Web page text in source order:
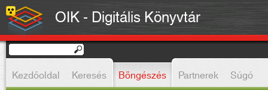
OIK - Digitális Könyvtár
Kezdőoldal Keresés Böngészés Partnerek Súgó